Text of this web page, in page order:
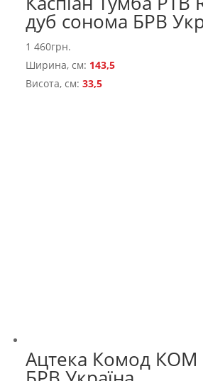
дуб сонома БРВ
1 460грн.
Ширина, см: 143,5
Висота, см:33,5
Ацтека Комод КОМ